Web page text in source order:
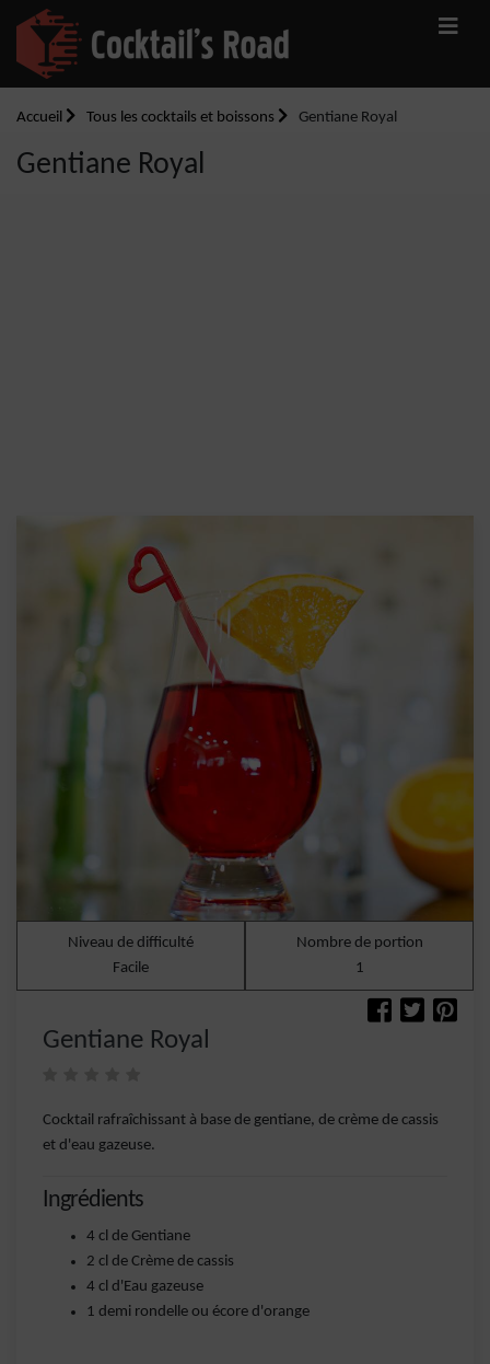
Accueil Tous les cocktails et boissons Gentiane Royal
Gentiane Royal
Niveau de difficulté
Facile
Nombre de portion
1
Gentiane Royal
Cocktail rafraîchissant à base de gentiane, de crème de cassis
et d'eau gazeuse.
Ingrédients
4 cl de Gentiane
2 cl de Crème de cassis
4 cl d'Eau gazeuse
1 demi rondelle ou écore d'orange